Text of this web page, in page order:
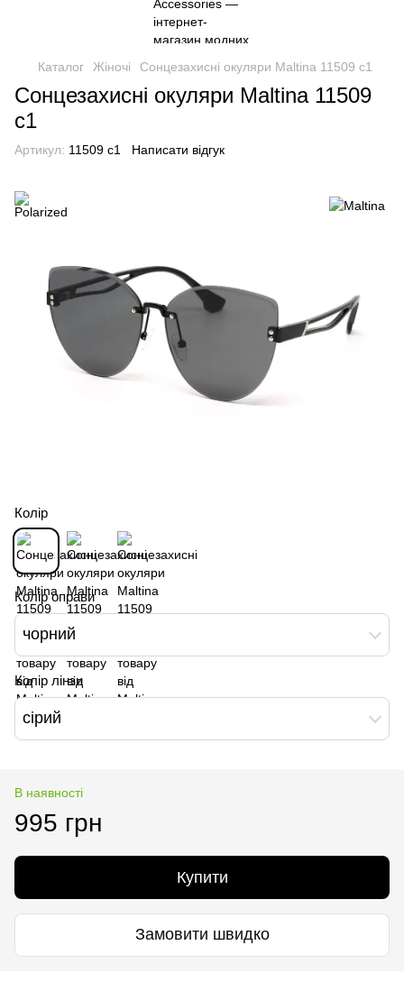
Каталог Жіночі Сонцезахисні окуляри Maltina 11509 с1
Сонцезахисні окуляри Maltina 11509
с1
Артикул: 11509 с1 Написати відгук
Колір
Колір оправи
чорний
Колір лінзи
сірий
В наявності
995 грн
Купити
Замовити швидко